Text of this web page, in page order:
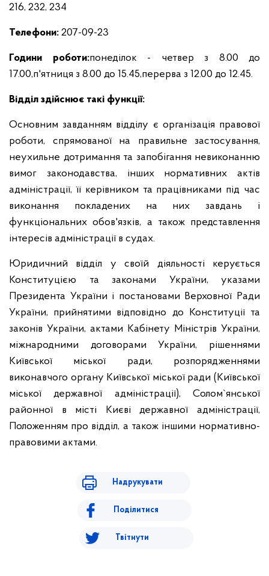
216, 232, 234
Телефони: 207-09-23
Години роботи:понеділок - четвер з 8.00 до
17.00,п'ятниця з 8.00 до 15.45,перерва з 12.00 до 12.45.
Відділ здійснює такі функції:
Основним завданням відділу є організація правової
роботи, спрямованої на правильне застосування,
неухильне дотримання та запобігання невиконанню
вимог законодавства, інших нормативних актів
адміністрації, її керівником та працівниками під час
виконання покладених на них завдань і
функціональних обов'язків, а також представлення
інтересів адміністрації в судах.
Юридичний відділ у своїй діяльності керується
Конституцією та законами України, указами
Президента України і постановами Верховної Ради
України, прийнятими відповідно до Конституції та
законів України, актами Кабінету Міністрів України,
міжнародними договорами України, рішеннями
Київської міської ради, розпорядженнями
виконавчого органу Київської міської ради (Київської
міської державної адміністрації), Солом`янської
районної в місті Києві державної адміністрації,
Положенням про відділ, а також іншими нормативно-
правовими актами.
Надрукувати
Поділитися
Твітнути